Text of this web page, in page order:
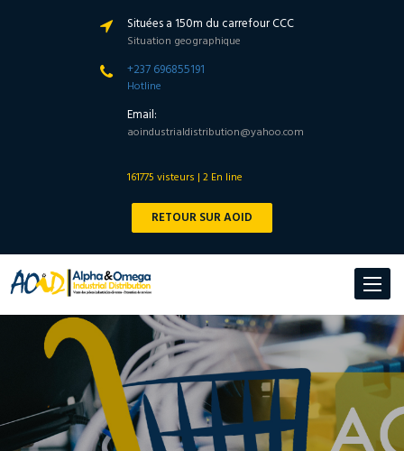
Situées a 150m du carrefour CCC
Situation geographique
+237 696855191
Hotline
Email:
aoindustrialdistribution@yahoo.com
161775 visteurs | 2 En line
RETOUR SUR AOID
Toggle